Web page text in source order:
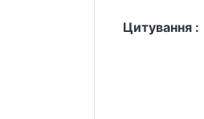
Цитування :